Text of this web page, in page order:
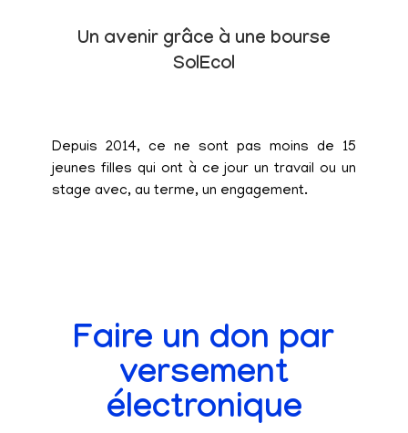
Un avenir grâce à une bourse
SolEcol
Depuis 2014, ce ne sont pas moins de 15
jeunes filles qui ont à ce jour un travail ou un
stage avec, au terme, un engagement.
Faire un don par
versement
électronique